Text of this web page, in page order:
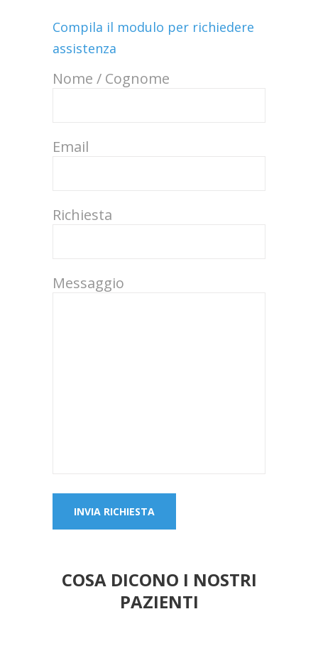
Compila il modulo per richiedere
assistenza
Nome / Cognome
Email
Richiesta
Messaggio
COSA DICONO I NOSTRI
PAZIENTI